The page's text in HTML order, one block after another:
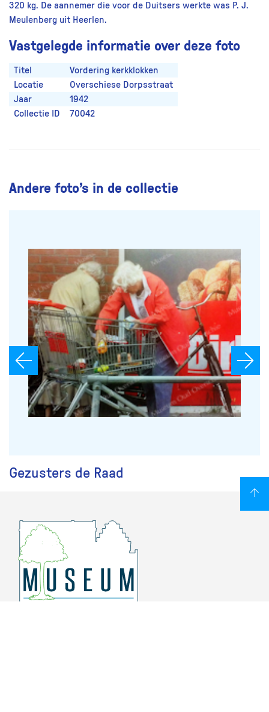
320 kg. De aannemer die voor de Duitsers werkte was P. J.
Meulenberg uit Heerlen.
Vastgelegde informatie over deze foto
Titel
Vordering kerkklokken
Locatie
Overschiese Dorpsstraat
Jaar
1942
Collectie ID
70042
Andere foto’s in de collectie
Gezusters de Raad